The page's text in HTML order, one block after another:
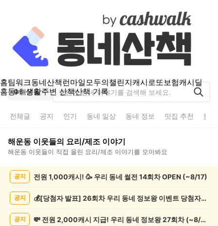
홈팀워크동네산책런마일모두의챌린지캐시로또보험캐시딜
홈동네 생활주변 산책산책 기록
해운동
전체글 공지 인기 동네 일상 동네 정보 맛집 추천 분
해운동 이웃들의 요리/제조 이야기
해운동 이웃들이 직접 올린 요리/제조 이야기를 모아봐요
공지 전원 1,000캐시! 🥳 우리 동네 썰전 14회차 OPEN (~8/17)
공지 💰[당첨자 발표] 26회차 우리 동네 정보왕 이벤트 당첨자를 발표합니다!
공지 💸 전원 2,000캐시 지급! 우리 동네 정보왕 27회차 (~8/10)